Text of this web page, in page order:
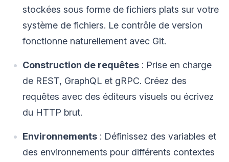
stockées sous forme de fichiers plats sur votre
système de fichiers. Le contrôle de version
fonctionne naturellement avec Git.
Construction de requêtes : Prise en charge
de REST, GraphQL et gRPC. Créez des
requêtes avec des éditeurs visuels ou écrivez
du HTTP brut.
Environnements : Définissez des variables et
des environnements pour différents contextes